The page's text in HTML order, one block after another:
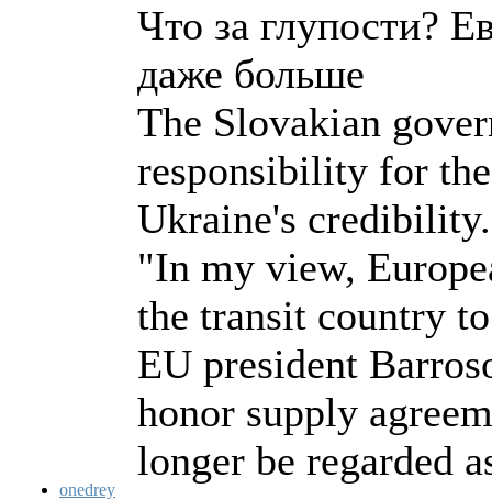
onedrey
Что за глупости?
даже больше
The Slovakian
responsibility for
Ukraine's
"In my view,
the transit country
EU president
honor supply
longer be regarded